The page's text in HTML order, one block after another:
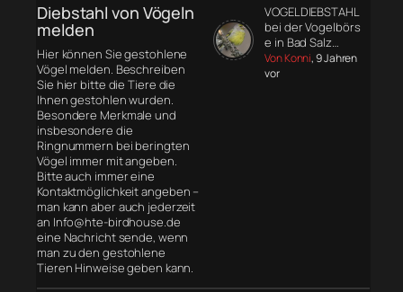
Diebstahl von Vögeln
melden
Hier können Sie gestohlene
Vögel melden. Beschreiben
Sie hier bitte die Tiere die
Ihnen gestohlen wurden.
Besondere Merkmale und
insbesondere die
Ringnummern bei beringten
Vögel immer mit angeben.
Bitte auch immer eine
Kontaktmöglichkeit angeben –
man kann aber auch jederzeit
an Info@hte-birdhouse.de
eine Nachricht sende, wenn
man zu den gestohlene
Tieren Hinweise geben kann.
VOGELDIEBSTAHL
bei der Vogelbörs
e in Bad Salz…
Von Konni, 9 Jahren
vor